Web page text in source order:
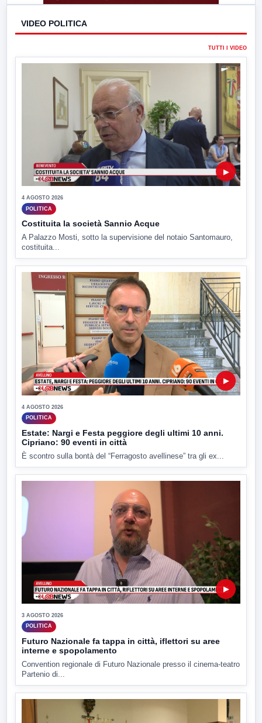
VIDEO POLITICA
TUTTI I VIDEO
▶
4 AGOSTO 2026
POLITICA
Costituita la società Sannio Acque
A Palazzo Mosti, sotto la supervisione del notaio Santomauro,
costituita...
▶
4 AGOSTO 2026
POLITICA
Estate: Nargi e Festa peggiore degli ultimi 10 anni.
Cipriano: 90 eventi in città
È scontro sulla bontà del “Ferragosto avellinese” tra gli ex...
▶
3 AGOSTO 2026
POLITICA
Futuro Nazionale fa tappa in città, iflettori su aree
interne e spopolamento
Convention regionale di Futuro Nazionale presso il cinema-teatro
Partenio di...